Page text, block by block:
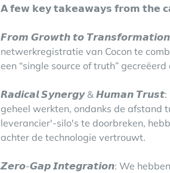
𝗔 𝗳𝗲𝘄 𝗸𝗲𝘆 𝘁𝗮𝗸𝗲𝗮𝘄𝗮𝘆𝘀 𝗳𝗿𝗼𝗺 𝘁𝗵𝗲
𝙁𝙧𝙤𝙢 𝙂𝙧𝙤𝙬𝙩𝙝 𝙩𝙤 𝙏𝙧𝙖𝙣𝙨𝙛𝙤𝙧𝙢𝙖𝙩𝙞𝙤𝙣:
netwerkregistratie van Cocon te
een “single source of truth”
𝙍𝙖𝙙𝙞𝙘𝙖𝙡 𝙎𝙮𝙣𝙚𝙧𝙜𝙮 & 𝙃𝙪𝙢𝙖𝙣 𝙏𝙧𝙪𝙨𝙩:
geheel werkten, ondanks de afstand
leverancier'-silo's te doorbreken,
achter de technologie vertrouwt.
𝙕𝙚𝙧𝙤-𝙂𝙖𝙥 𝙄𝙣𝙩𝙚𝙜𝙧𝙖𝙩𝙞𝙤𝙣: We